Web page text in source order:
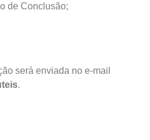
de Conclusão;
será enviada no e-mail
.